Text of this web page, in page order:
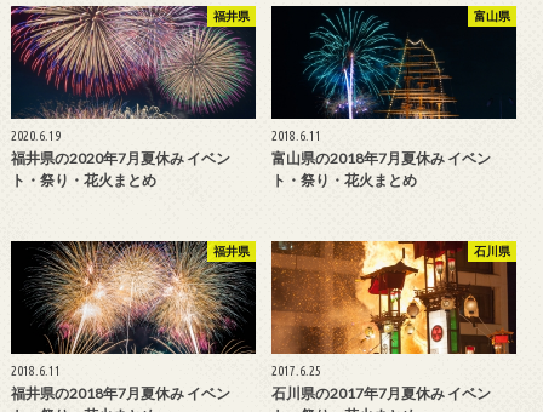
福井県
2020.6.19
福井県の2020年7月夏休み イベン
ト・祭り・花火まとめ
富山県
2018.6.11
富山県の2018年7月夏休み イベン
ト・祭り・花火まとめ
福井県
2018.6.11
福井県の2018年7月夏休み イベン
石川県
2017.6.25
石川県の2017年7月夏休み イベン